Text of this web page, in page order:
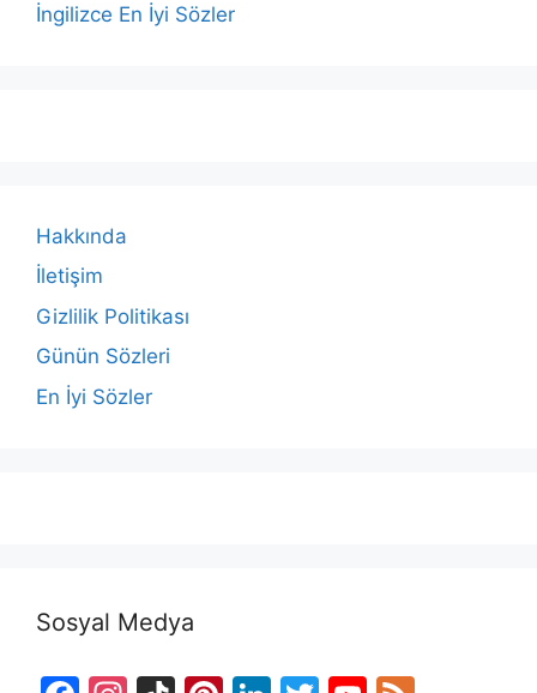
İngilizce En İyi Sözler
Hakkında
İletişim
Gizlilik Politikası
Günün Sözleri
En İyi Sözler
Sosyal Medya